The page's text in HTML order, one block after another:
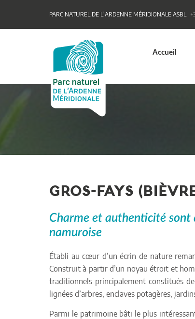
PARC NATUREL DE L'ARDENNE MÉRIDIONALE ASBL
Accueil
GROS-FAYS
Charme et authenticité sont
namuroise
Établi au cœur d’un écrin de nature
Construit à partir d’un noyau étroit et
traditionnels principalement constitués
lignées d’arbres, enclaves potagères,
Parmi le patrimoine bâti le plus